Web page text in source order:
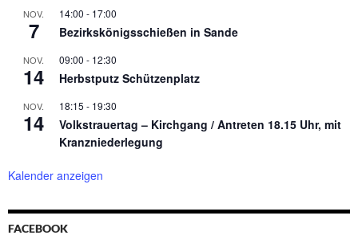
NOV.
7
14:00 - 17:00
Bezirkskönigsschießen in Sande
NOV.
14
09:00 - 12:30
Herbstputz Schützenplatz
NOV.
14
18:15 - 19:30
Volkstrauertag – Kirchgang / Antreten 18.15 Uhr, mit
Kranzniederlegung
Kalender anzeigen
FACEBOOK